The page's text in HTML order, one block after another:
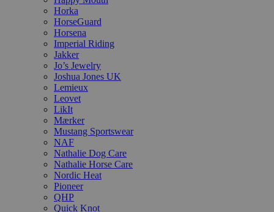
Horka
HorseGuard
Horsena
Imperial Riding
Jakker
Jo’s Jewelry
Joshua Jones UK
Lemieux
Leovet
LikIt
Mærker
Mustang Sportswear
NAF
Nathalie Dog Care
Nathalie Horse Care
Nordic Heat
Pioneer
QHP
Quick Knot